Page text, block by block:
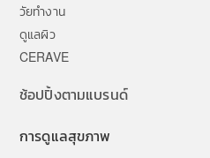
วัยทำงาน
ดูแลผิว
CERAVE
ช้อปปิ้งตามแบรนด์
การดูแลสุขภาพ